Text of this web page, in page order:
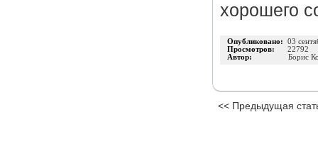
хорошего
Опубликовано: 03
Просмотров: 22792
Автор:
Борис
<< Предыдущая